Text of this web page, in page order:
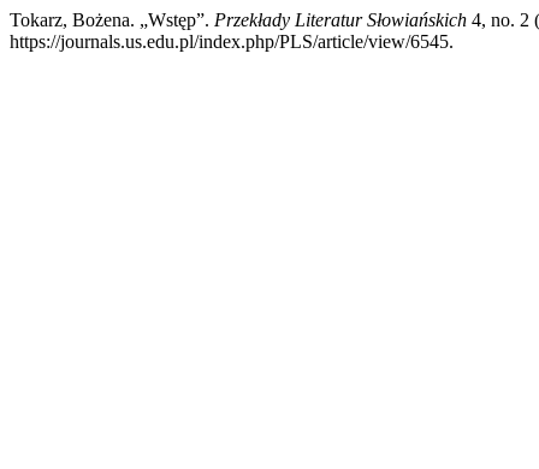
Tokarz, Bożena. „Wstęp”. Przekłady Literatur Słowiańskich 4, no. 2
https://journals.us.edu.pl/index.php/PLS/article/view/6545.